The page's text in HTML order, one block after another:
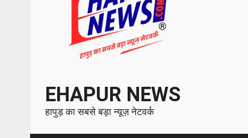
EHAPUR NEWS
हापुड़ का सबसे बड़ा न्यूज़ नेटवर्क